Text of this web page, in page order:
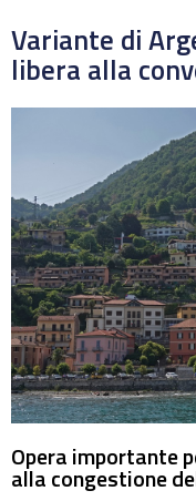
Variante di
libera alla
Opera importante
alla congestione